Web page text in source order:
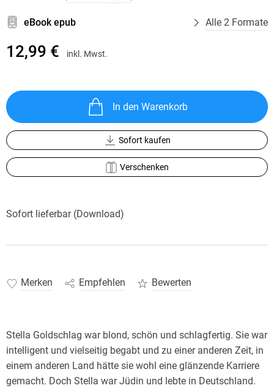
eBook epub Alle 2 Formate
12,99 € inkl. Mwst.
In den Warenkorb
Sofort kaufen
Verschenken
Sofort lieferbar (Download)
Merken Empfehlen Bewerten
Stella Goldschlag war blond, schön und schlagfertig. Sie war
intelligent und vielseitig begabt und zu einer anderen Zeit, in
einem anderen Land hätte sie wohl eine glänzende Karriere
gemacht. Doch Stella war Jüdin und lebte in Deutschland.